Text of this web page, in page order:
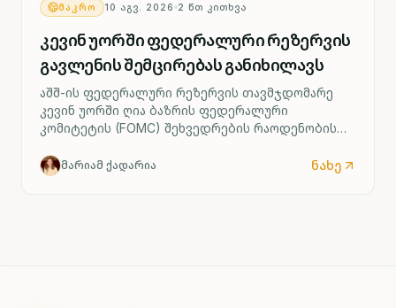
ᲛᲐᲙᲠᲝ 10 ᲐᲒᲕ. 2026 2 ᲬᲗ ᲙᲘᲗᲮᲕᲐ
კევინ უორში ფედერალური რეზერვის
გავლენის შემცირებას განიხილავს
აშშ-ის ფედერალური რეზერვის თავმჯდომარე
კევინ უორში ღია ბაზრის ფედერალური
კომიტეტის (FOMC) შეხვედრების რაოდენობის
წელიწადში რვაჯერ იკრიბება, კანონით
განსაზღვრული მინიმუმი კი ოთხი შეხვედრაა.
მარიამ ქადარია ნახე